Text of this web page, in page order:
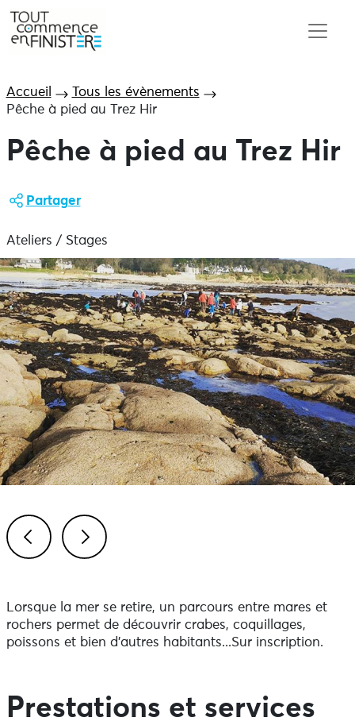
Accueil
Tous les évènements
Pêche à pied au Trez Hir
Pêche à pied au Trez Hir
Partager
Ateliers / Stages
Lorsque la mer se retire, un parcours entre mares et
rochers permet de découvrir crabes, coquillages,
poissons et bien d’autres habitants...Sur inscription.
Prestations et services